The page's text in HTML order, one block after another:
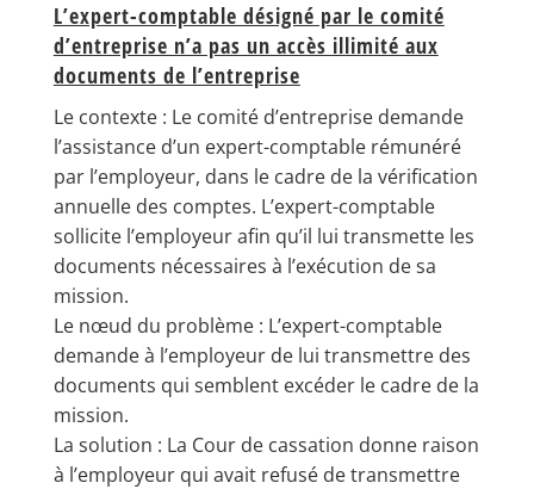
L’expert-comptable désigné par le comité
d’entreprise n’a pas un accès illimité aux
documents de l’entreprise
Le contexte : Le comité d’entreprise demande
l’assistance d’un expert-comptable rémunéré
par l’employeur, dans le cadre de la vérification
annuelle des comptes. L’expert-comptable
sollicite l’employeur afin qu’il lui transmette les
documents nécessaires à l’exécution de sa
mission.
Le nœud du problème : L’expert-comptable
demande à l’employeur de lui transmettre des
documents qui semblent excéder le cadre de la
mission.
La solution : La Cour de cassation donne raison
à l’employeur qui avait refusé de transmettre